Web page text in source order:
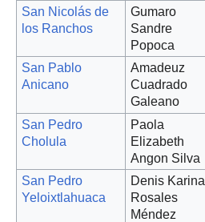
San Nicolás de
los Ranchos
Gumaro
Sandre
Popoca
San Pablo
Anicano
Amadeuz
Cuadrado
Galeano
San Pedro
Cholula
Paola
Elizabeth
Angon Silva
San Pedro
Yeloixtlahuaca
Denis Karina
Rosales
Méndez